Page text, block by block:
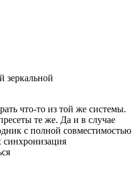
зеркальной
что-то из той же системы.
те же. Да и в случае
с полной совместимостью